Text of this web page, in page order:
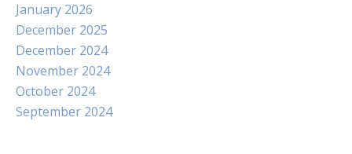
January 2026
December 2025
December 2024
November 2024
October 2024
September 2024